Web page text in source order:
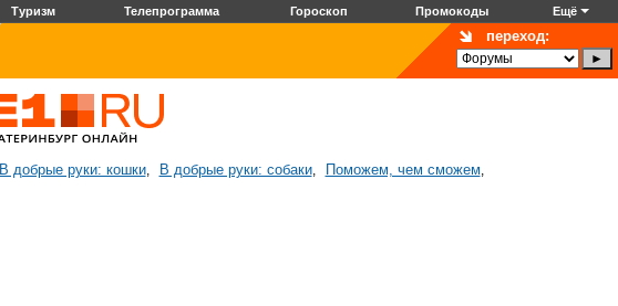
Туризм Телепрограмма Гороскоп Промокоды Ещё
переход:
В добрые руки: кошки, В добрые руки: собаки, Поможем, чем сможем,